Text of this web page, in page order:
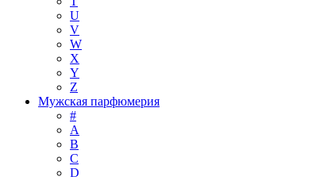
U
V
W
X
Y
Z
Мужская парфюмерия
#
A
B
C
D